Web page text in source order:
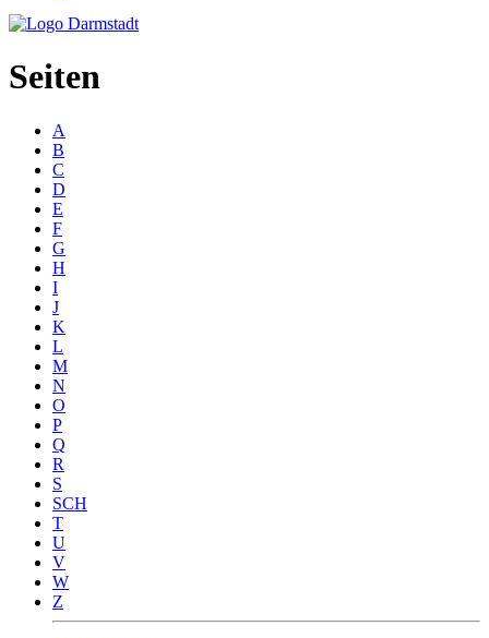
Seiten
A
B
C
D
E
F
G
H
I
J
K
L
M
N
O
P
Q
R
S
SCH
T
U
V
W
Z